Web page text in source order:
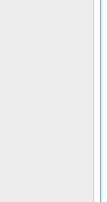
серии СКАН
и т.п.)
параметров
элементной
для
подвижного
Nl SCXI для
сварных
зрения в